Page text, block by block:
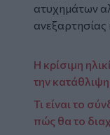
ατυχημάτων
ανεξαρτησίας
Η κρίσιμη
την
Τι είναι το
πώς θα το